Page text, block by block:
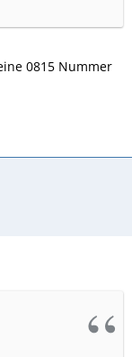
0815 Nummer